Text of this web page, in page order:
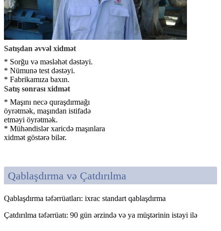
Satışdan əvvəl xidmət
* Sorğu və məsləhət dəstəyi.
* Nümunə test dəstəyi.
* Fabrikamıza baxın.
Satış sonrası xidmət
* Maşını necə quraşdırmağı
öyrətmək, maşından istifadə
etməyi öyrətmək.
* Mühəndislər xaricdə maşınlara
xidmət göstərə bilər.
Qablaşdırma və Çatdırılma
Qablaşdırma təfərrüatları: ixrac standart qablaşdırma
Çatdırılma təfərrüatı: 90 gün ərzində və ya müştərinin istəyi ilə